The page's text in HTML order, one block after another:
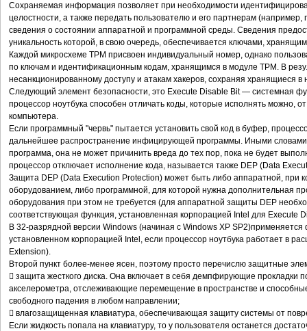
Сохраняемая информация позволяет при необходимости
целостности, а также передать пользователю и его партнерам
сведения о состоянии аппаратной и программной среды. Сведения
уникальность которой, в свою очередь, обеспечивается ключами,
Каждой микросхеме TPM присвоен индивидуальный номер, однако
по ключам и идентификационным кодам, хранящимся в модуле TPM. В
несанкционированному доступу и атакам хакеров, сохраняя хранящиеся
Следующий элемент безопасности, это Execute Disable Bit — системная
процессор ноутбука способен отличать коды, которые исполнять можно,
компьютера.
Если программный "червь" пытается установить свой код в буфер,
дальнейшее распространение инфицирующей программы. Иными словами,
программа, она не может причинить вреда до тех пор, пока не будет
процессор отключает исполнение кода, называется также DEP (Data
Защита DEP (Data Execution Protection) может быть либо аппаратной, при
оборудованием, либо программной, для которой нужна дополнительная
оборудования при этом не требуется (для аппаратной защиты DEP
соответствующая функция, установленная корпорацией Intel для Execute
В 32-разрядной версии Windows (начиная с Windows XP
установленном корпорацией Intel, если процессор ноутбука работает в
Extension).
Второй пункт более-менее ясен, поэтому просто перечислю защитные
 защита жесткого диска. Она включает в себя демпфирующие прокладки
акселерометра, отслеживающие перемещение в пространстве и
свободного падения в любом направлении;
 влагозащищенная клавиатура, обеспечивающая защиту системы от
Если жидкость попала на клавиатуру, то у пользователя останется